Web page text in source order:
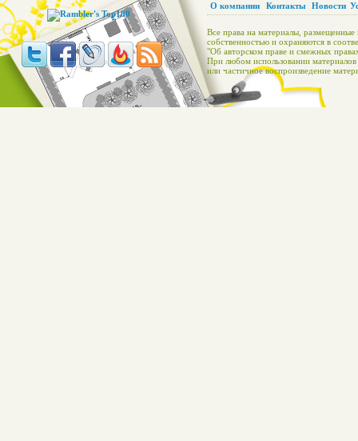
О компании Контакты Новости
Все права на материалы, размещенные
собственностью и охраняются в
"Об авторском праве и смежных
При любом использовании
или частичное воспроизведение